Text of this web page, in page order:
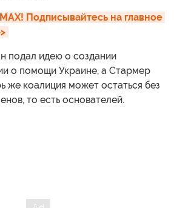
Подписывайтесь на главное
подал идею о создании
о помощи Украине, а Стармер
же коалиция может остаться без
то есть основателей.